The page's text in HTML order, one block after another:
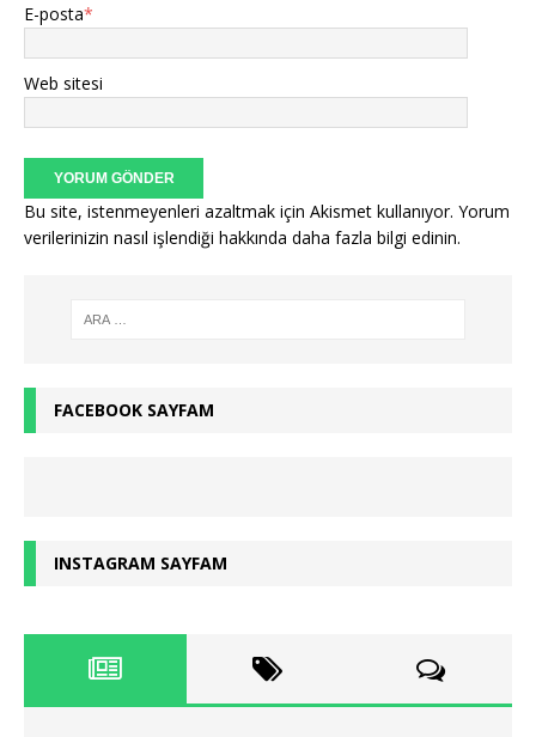
E-posta*
Web sitesi
Bu site, istenmeyenleri azaltmak için Akismet kullanıyor. Yorum
verilerinizin nasıl işlendiği hakkında daha fazla bilgi edinin.
FACEBOOK SAYFAM
INSTAGRAM SAYFAM